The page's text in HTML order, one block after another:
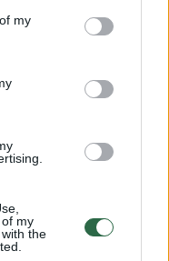
my
my
the
00:00:57
temperatūra kils iki
00:00:59
aplinkkelis: